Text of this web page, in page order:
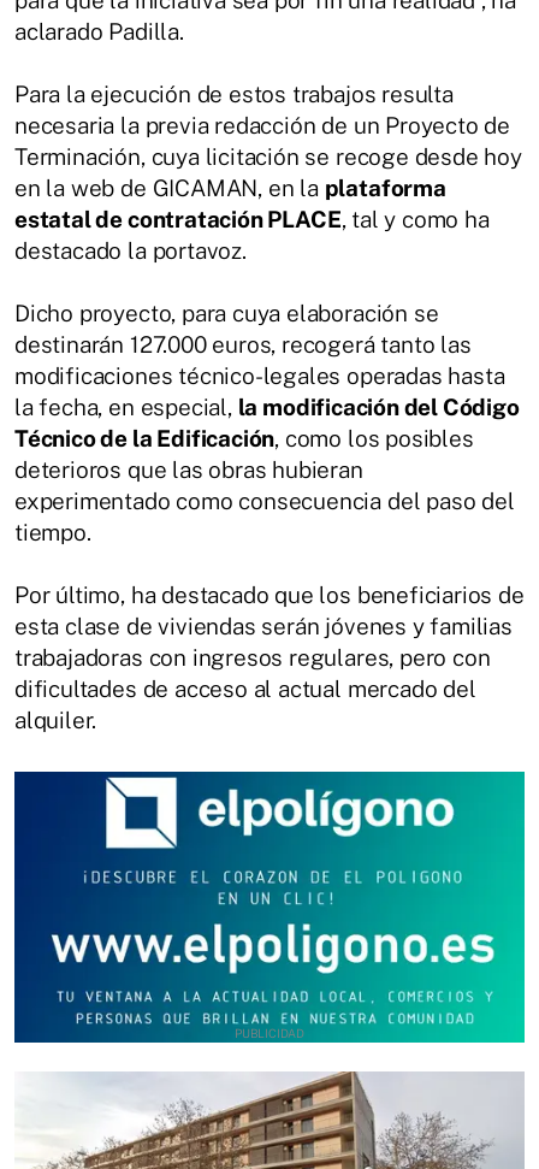
aclarado Padilla.
Para la ejecución de estos trabajos resulta
necesaria la previa redacción de un Proyecto de
Terminación, cuya licitación se recoge desde hoy
en la web de GICAMAN, en la plataforma
estatal de contratación PLACE, tal y como ha
destacado la portavoz.
Dicho proyecto, para cuya elaboración se
destinarán 127.000 euros, recogerá tanto las
modificaciones técnico-legales operadas hasta
la fecha, en especial, la modificación del Código
Técnico de la Edificación, como los posibles
deterioros que las obras hubieran
experimentado como consecuencia del paso del
tiempo.
Por último, ha destacado que los beneficiarios de
esta clase de viviendas serán jóvenes y familias
trabajadoras con ingresos regulares, pero con
dificultades de acceso al actual mercado del
alquiler.